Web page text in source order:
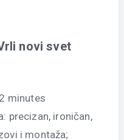
novi svet
2 minutes
precizan, ironičan,
i montaža;